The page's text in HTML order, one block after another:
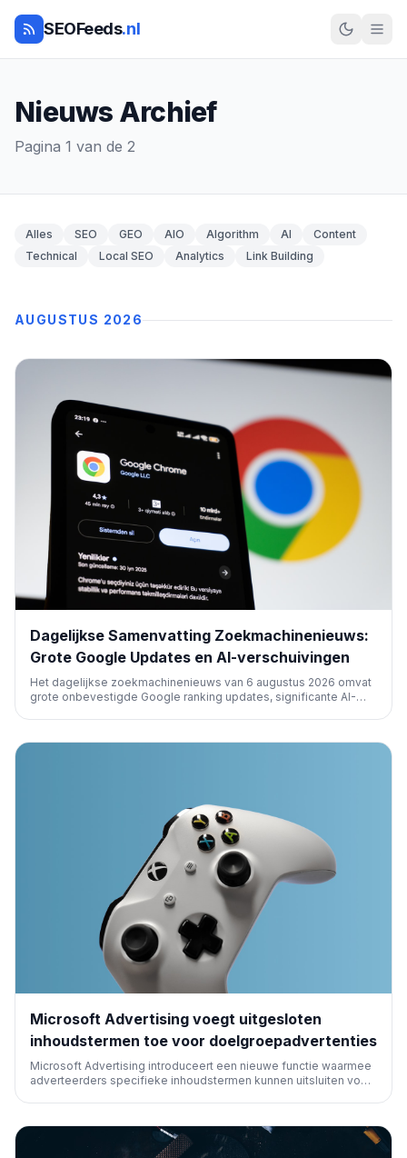
SEOFeeds.nl
Nieuws Archief
Pagina 1 van de 2
Alles SEO GEO AIO Algorithm AI
Content
Technical
Local SEO Analytics Link Building
AUGUSTUS 2026
Dagelijkse Samenvatting Zoekmachinenieuws:
Grote Google Updates en AI-verschuivingen
Het dagelijkse zoekmachinenieuws van 6 augustus 2026 omvat
grote onbevestigde Google ranking updates, significante AI-
biedingsupdates en advertentiefuncties.
Microsoft Advertising voegt uitgesloten
inhoudstermen toe voor doelgroepadvertenties
Microsoft Advertising introduceert een nieuwe functie waarmee
adverteerders specifieke inhoudstermen kunnen uitsluiten voor
campagneprestaties ten goede komt.